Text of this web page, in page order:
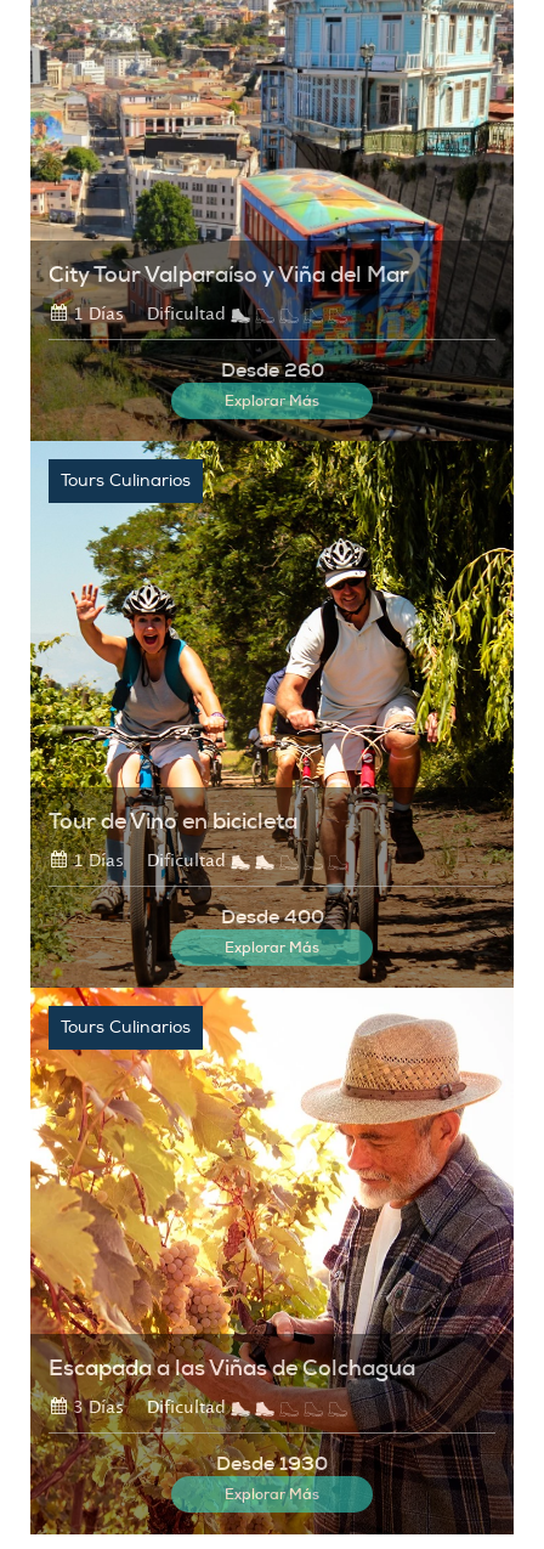
City Tour Valparaíso y Viña del Mar
1 Días Dificultad
Desde 260
Explorar Más
Tours Culinarios
Tour de Vino en bicicleta
1 Días Dificultad
Desde 400
Explorar Más
Tours Culinarios
Escapada a las Viñas de Colchagua
3 Días Dificultad
Desde 1930
Explorar Más